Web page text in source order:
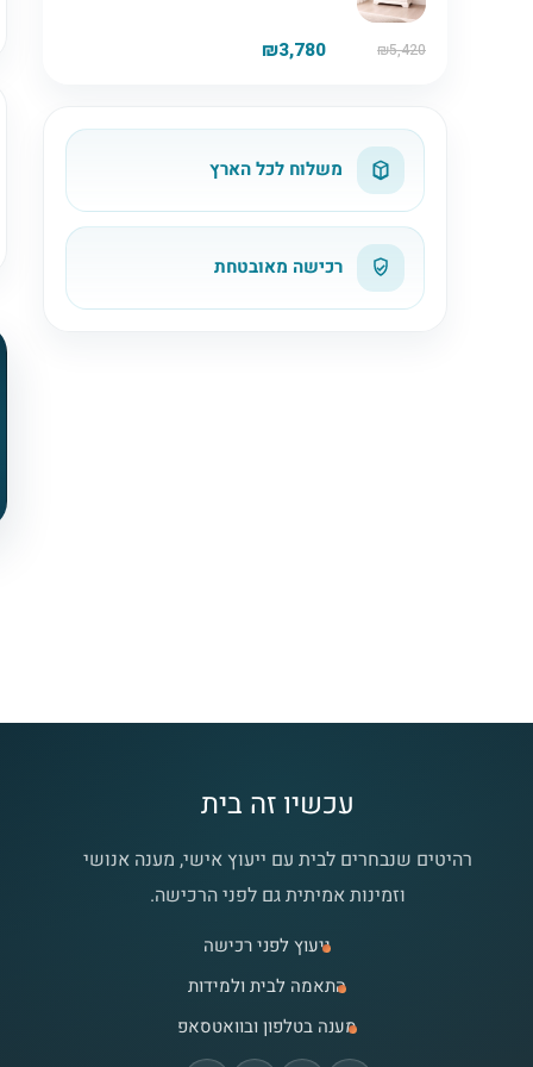
₪5,420
₪5,420.
₪3,780
₪3,780.
משלוח לכל הארץ
רכישה מאובטחת
עכשיו זה בית
רהיטים שנבחרים לבית עם ייעוץ אישי, מענה אנושי
וזמינות אמיתית גם לפני הרכישה.
ייעוץ לפני רכישה
התאמה לבית ולמידות
מענה בטלפון ובוואטסאפ